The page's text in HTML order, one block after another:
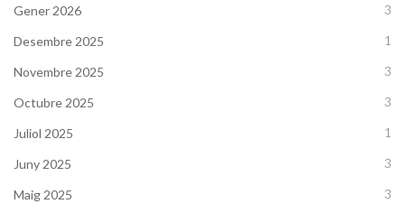
Gener 2026 3
Desembre 2025 1
Novembre 2025 3
Octubre 2025 3
Juliol 2025 1
Juny 2025 3
Maig 2025 3